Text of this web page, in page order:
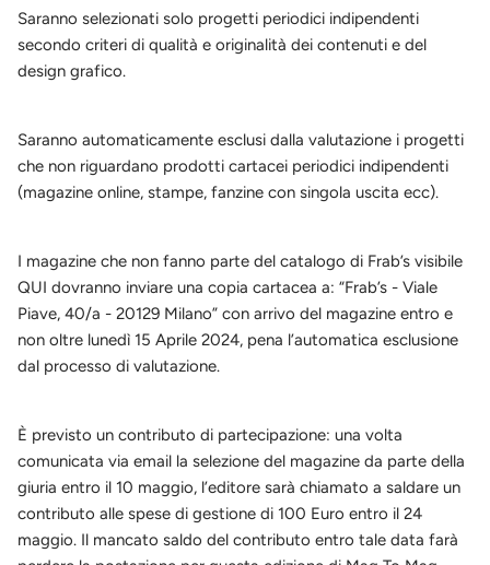
Saranno selezionati solo progetti periodici indipendenti
secondo criteri di qualità e originalità dei contenuti e del
design grafico.
Saranno automaticamente esclusi dalla valutazione i progetti
che non riguardano prodotti cartacei periodici indipendenti
(magazine online, stampe, fanzine con singola uscita ecc).
I magazine che non fanno parte del catalogo di Frab’s visibile
QUI dovranno inviare una copia cartacea a: “Frab’s - Viale
Piave, 40/a - 20129 Milano” con arrivo del magazine entro e
non oltre lunedì 15 Aprile 2024, pena l’automatica esclusione
dal processo di valutazione.
È previsto un contributo di partecipazione: una volta
comunicata via email la selezione del magazine da parte della
giuria entro il 10 maggio, l’editore sarà chiamato a saldare un
contributo alle spese di gestione di 100 Euro entro il 24
maggio. Il mancato saldo del contributo entro tale data farà